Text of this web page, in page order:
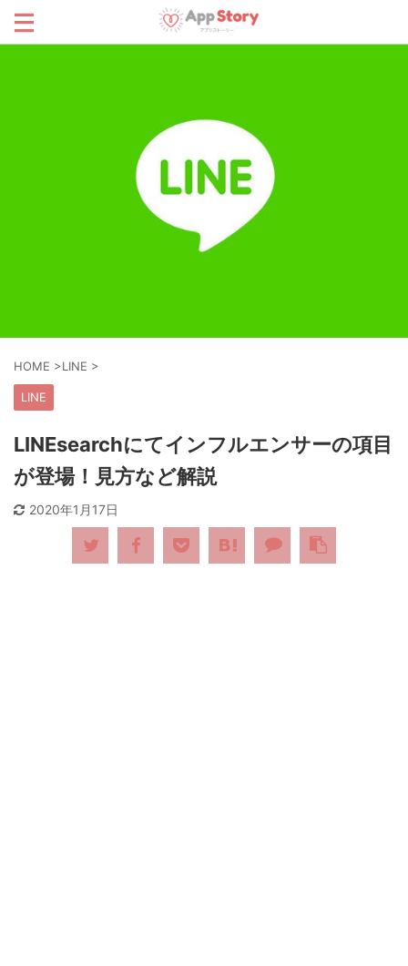
HOME >LINE >
LINE
LINEsearchにてインフルエンサーの項目
が登場！見方など解説
2020年1月17日